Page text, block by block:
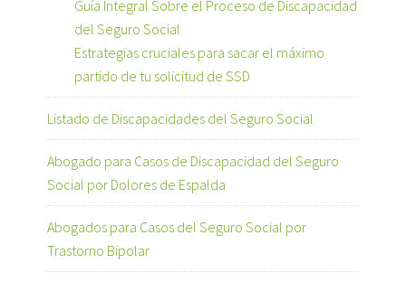
Guía Integral Sobre el Proceso de Discapacidad
del Seguro Social
Estrategias cruciales para sacar el máximo
partido de tu solicitud de SSD
Listado de Discapacidades del Seguro Social
Abogado para Casos de Discapacidad del Seguro
Social por Dolores de Espalda
Abogados para Casos del Seguro Social por
Trastorno Bipolar